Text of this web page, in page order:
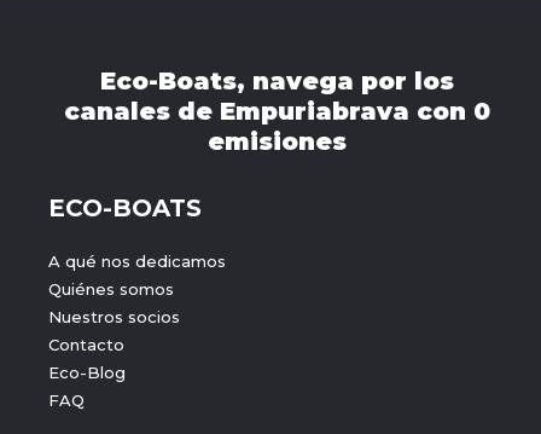
Eco-Boats, navega por los
canales de Empuriabrava con 0
emisiones
ECO-BOATS
A qué nos dedicamos
Quiénes somos
Nuestros socios
Contacto
Eco-Blog
FAQ